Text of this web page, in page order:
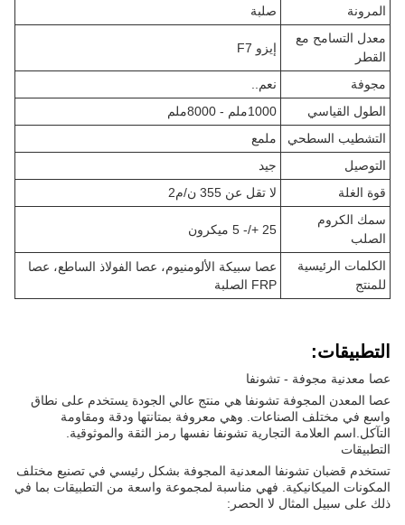
المرونة
صلبة
معدل التسامح مع
القطر
إيزو F7
مجوفة
نعم..
الطول القياسي
1000ملم - 8000ملم
التشطيب السطحي
ملمع
التوصيل
جيد
قوة الغلة
لا تقل عن 355 ن/م2
سمك الكروم
الصلب
25 +/- 5 ميكرون
الكلمات الرئيسية
للمنتج
عصا سبيكة الألومنيوم، عصا الفولاذ الساطع، عصا
FRP الصلبة
التطبيقات:
عصا معدنية مجوفة - تشونفا
عصا المعدن المجوفة تشونفا هي منتج عالي الجودة يستخدم على نطاق
واسع في مختلف الصناعات. وهي معروفة بمتانتها ودقة ومقاومة
التآكل.اسم العلامة التجارية تشونفا نفسها رمز الثقة والموثوقية.
التطبيقات
تستخدم قضبان تشونفا المعدنية المجوفة بشكل رئيسي في تصنيع مختلف
المكونات الميكانيكية. فهي مناسبة لمجموعة واسعة من التطبيقات بما في
ذلك على سبيل المثال لا الحصر: